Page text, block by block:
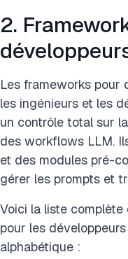
2.
Les frameworks pour
les ingénieurs et les
un contrôle total sur
des workflows LLM.
et des modules pré-
gérer les prompts et
Voici la liste
pour les
alphabétique :